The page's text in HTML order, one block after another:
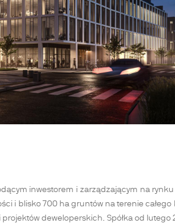
inwestorem i zarządzającym na
i blisko 700 ha gruntów na terenie
deweloperskich. Spółka od lutego